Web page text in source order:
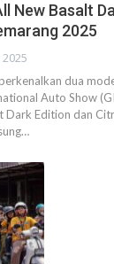
New Basalt
2025
dua
Auto Show
Dark Edition dan